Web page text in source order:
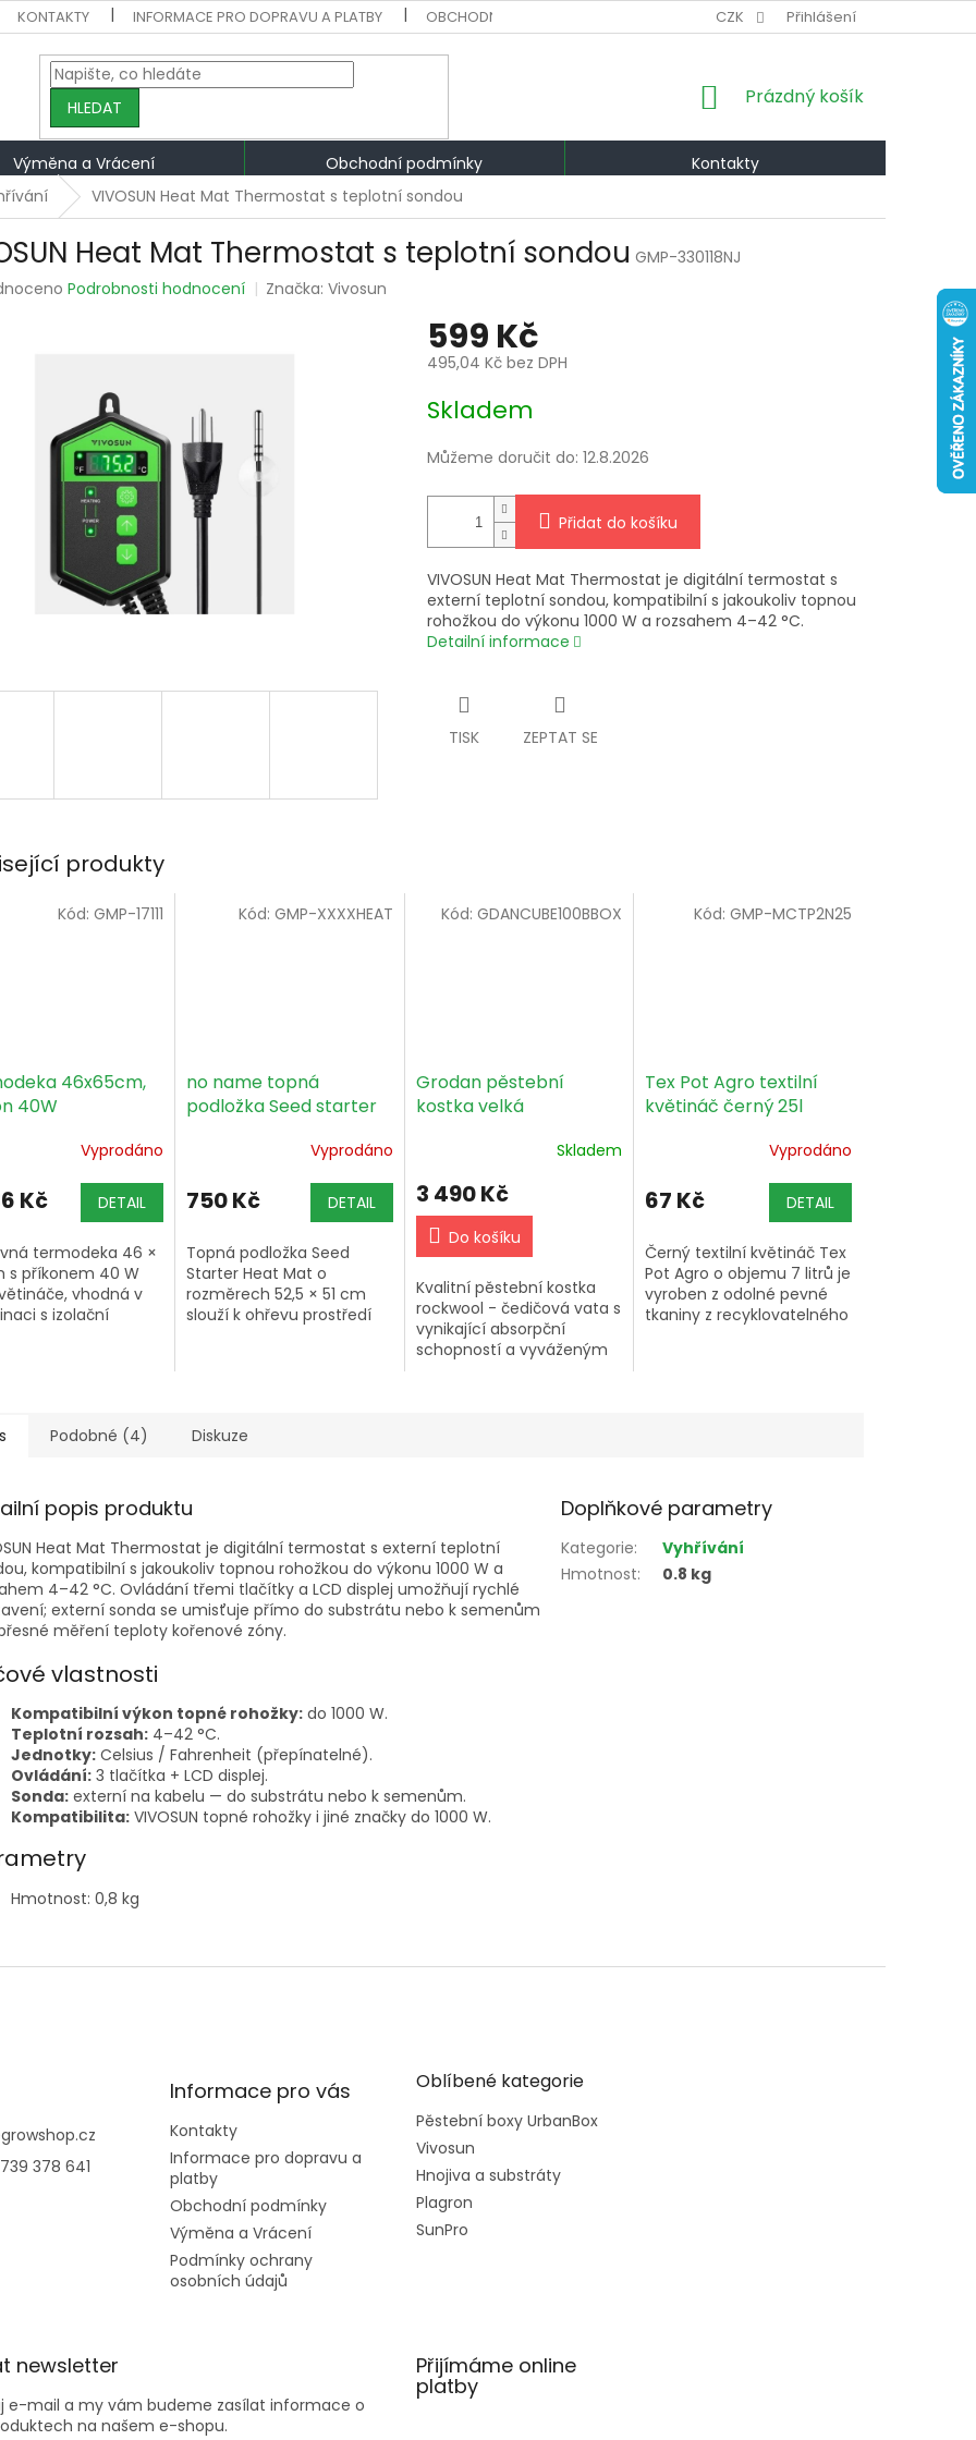
KONTAKTY INFORMACE PRO DOPRAVU A PLATBY OBCHODNÍ PODMÍNKY VÝMĚNA A VRÁCENÍ PODMÍNKY OCHRANY
CZK Přihlášení
HLEDAT
NÁKUPNÍ
Prázdný košík
Výměna a Vrácení Obchodní podmínky
Kontakty
VIVOSUN Heat Mat Thermostat s teplotní sondou
Heat Mat Thermostat s teplotní sondou GMP-330118NJ
Podrobnosti hodnocení Značka:Vivosun
599 Kč
495,04 Kč bez DPH
cena:
Skladem
Můžeme doručit do: 12.8.2026
Přidat do košíku
VIVOSUN Heat Mat Thermostat je digitální termostat s
externí teplotní sondou, kompatibilní s jakoukoliv topnou
rohožkou do výkonu 1000 W a rozsahem 4–42 °C.
Detailní informace
TISK ZEPTAT SE
produkty
46x65cm,
40W
Vyprodáno
Kč DETAIL
termodeka 46 ×
s příkonem 40 W
vhodná v
s izolační
Kód: GMP-17111
no name topná
podložka Seed starter
Vyprodáno
750 Kč DETAIL
Topná podložka Seed
Starter Heat Mat o
rozměrech 52,5 × 51 cm
slouží k ohřevu prostředí
Kód: GMP-XXXXHEAT
Grodan pěstební
kostka velká
Skladem
3 490 Kč
Do košíku
Kvalitní pěstební kostka
rockwool - čedičová vata s
vynikající absorpční
schopností a vyváženým
Kód:GDANCUBE100BBOX
Tex Pot Agro textilní
květináč černý 25l
Vyprodáno
67 Kč DETAIL
Černý textilní květináč Tex
Pot Agro o objemu 7 litrů je
vyroben z odolné pevné
tkaniny z recyklovatelného
Kód: GMP-MCTP2N25
Podobné (4) Diskuze
popis produktu
Heat Mat Thermostat je digitální termostat s externí teplotní
kompatibilní s jakoukoliv topnou rohožkou do výkonu 1000 W a
4–42 °C. Ovládání třemi tlačítky a LCD displej umožňují rychlé
externí sonda se umisťuje přímo do substrátu nebo k semenům
měření teploty kořenové zóny.
vlastnosti
Kompatibilní výkon topné rohožky: do 1000 W.
Teplotní rozsah: 4–42 °C.
Jednotky: Celsius / Fahrenheit (přepínatelné).
Ovládání: 3 tlačítka + LCD displej.
Sonda: externí na kabelu — do substrátu nebo k semenům.
Kompatibilita: VIVOSUN topné rohožky i jiné značky do 1000 W.
Hmotnost: 0,8 kg
Doplňkové parametry
Kategorie:
Vyhřívání
Hmotnost: 0.8 kg
growshop.cz
378 641
Informace pro vás
Kontakty
Informace pro dopravu a
platby
Obchodní podmínky
Výměna a Vrácení
Podmínky ochrany
osobních údajů
Oblíbené kategorie
Pěstební boxy UrbanBox
Vivosun
Hnojiva a substráty
Plagron
SunPro
newsletter
e-mail a my vám budeme zasílat informace o
na našem e-shopu.
Přijímáme online
platby